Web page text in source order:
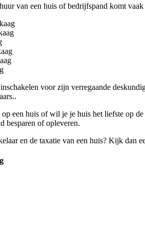
van een huis of bedrijfspand komt
voor zijn verregaande
een huis of wil je je huis het liefste op
besparen of opleveren.
en de taxatie van een huis? Kijk dan